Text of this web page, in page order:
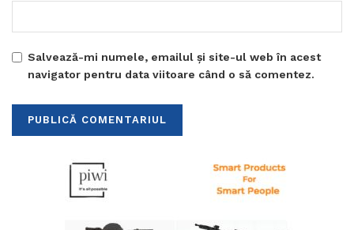
Salvează-mi numele, emailul și site-ul web în acest
navigator pentru data viitoare când o să comentez.